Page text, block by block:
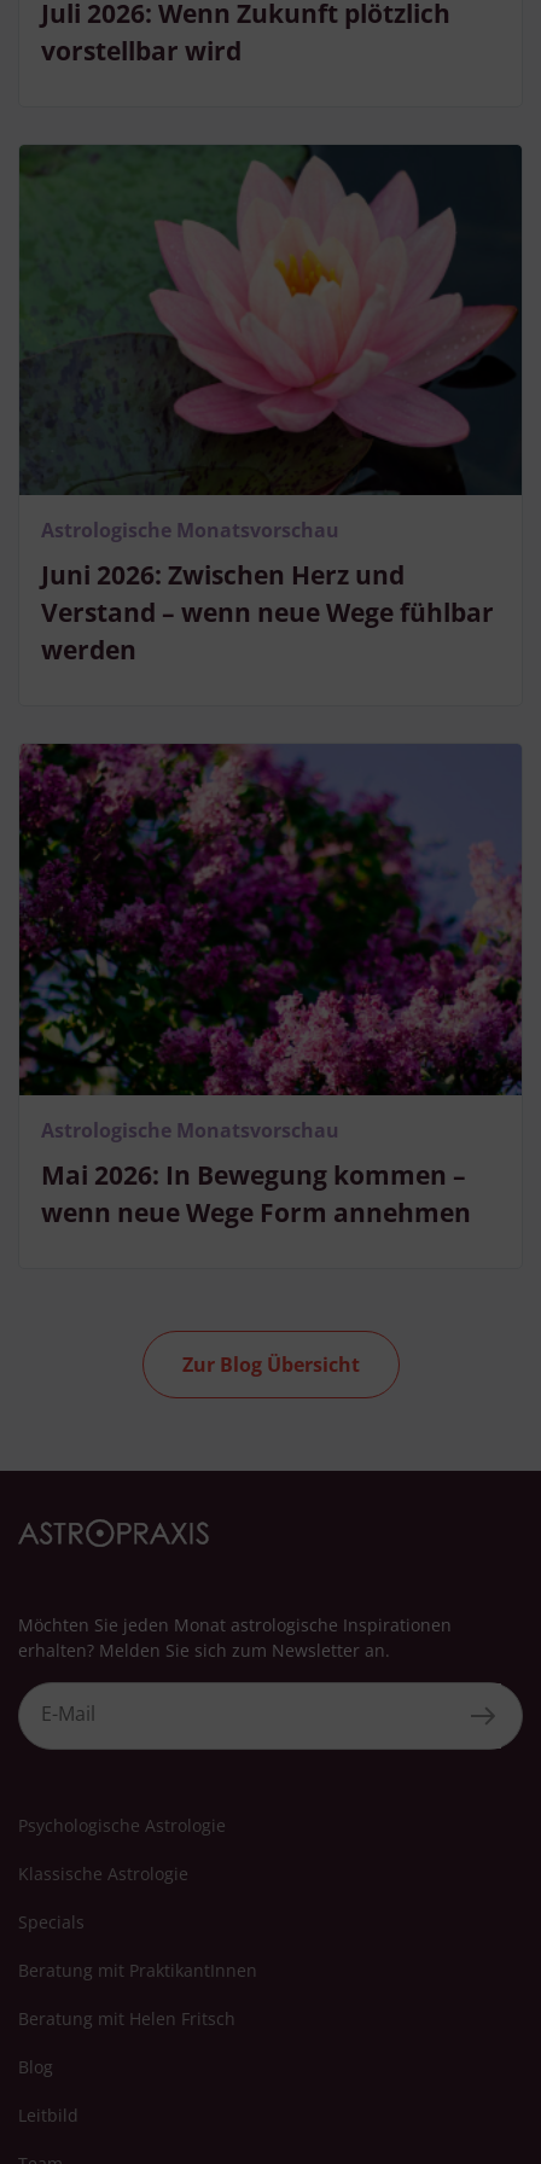
Juli 2026: Wenn Zukunft plötzlich
vorstellbar wird
Juni 2026: Zwischen Herz und
Verstand – wenn neue Wege fühlbar
werden
Astrologische Monatsvorschau
Mai 2026: In Bewegung kommen –
wenn neue Wege Form annehmen
Astrologische Monatsvorschau
Zur Blog Übersicht
Möchten Sie jeden Monat astrologische Inspirationen
erhalten? Melden Sie sich zum Newsletter an.
Psychologische Astrologie
Klassische Astrologie
Specials
Beratung mit PraktikantInnen
Beratung mit Helen Fritsch
Blog
Leitbild